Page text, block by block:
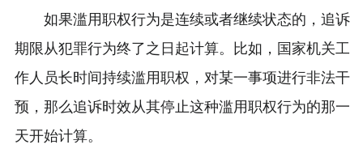
如果滥用职权行为是连续或者继续状态的，追诉
期限从犯罪行为终了之日起计算。比如，国家机关工
作人员长时间持续滥用职权，对某一事项进行非法干
预，那么追诉时效从其停止这种滥用职权行为的那一
天开始计算。